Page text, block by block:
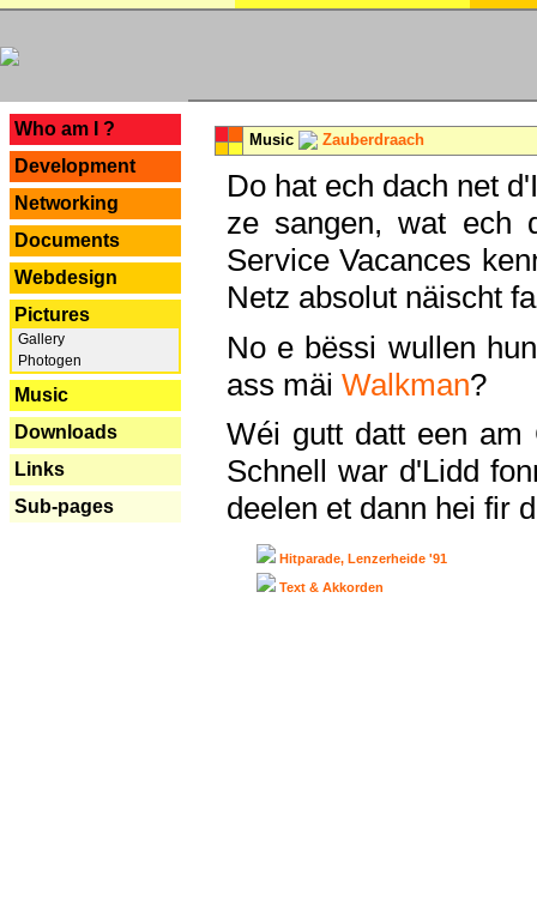
Who am I ?
Development
Networking
Documents
Webdesign
Pictures
Gallery
Photogen
Music
Downloads
Links
Sub-pages
Music Zauberdraach
Do hat ech dach net
ze sangen, wat ech
Service Vacances
Netz absolut näischt
No e bëssi wullen
ass mäi Walkman?
Wéi gutt datt een am
Schnell war d'Lidd
deelen et dann hei fir
Hitparade, Lenzerheide '91
Text & Akkorden